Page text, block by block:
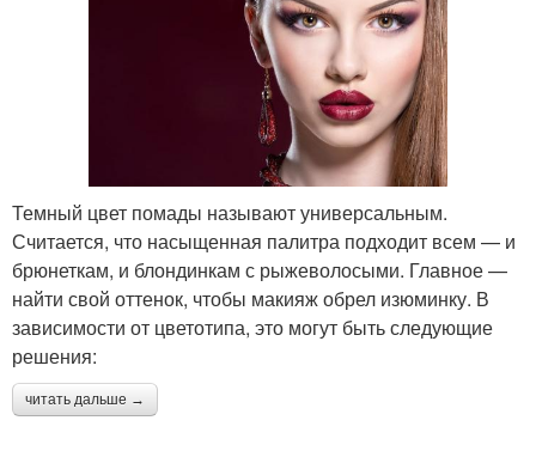
Темный цвет помады называют универсальным.
Считается, что насыщенная палитра подходит всем — и
брюнеткам, и блондинкам с рыжеволосыми. Главное —
найти свой оттенок, чтобы макияж обрел изюминку. В
зависимости от цветотипа, это могут быть следующие
решения:
читать дальше →